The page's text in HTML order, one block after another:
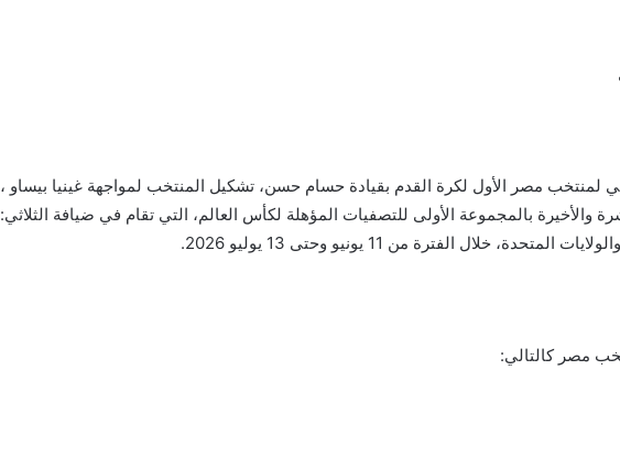
لمنتخب مصر الأول لكرة القدم بقيادة حسام حسن، تشكيل المنتخب لمواجهة غينيا بيساو ،
والأخيرة بالمجموعة الأولى للتصفيات المؤهلة لكأس العالم، التي تقام في ضيافة الثلاثي:
خلال الفترة من 11 يونيو وحتى 13 يوليو 2026.
مصر كالتالي: